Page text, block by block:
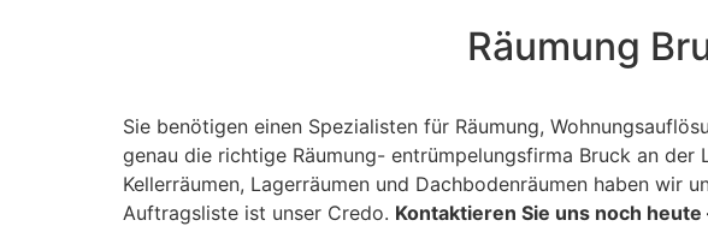
Räumung
Sie benötigen einen Spezialisten für Räumung,
genau die richtige Räumung- entrümpelungsfirma Bruck an
Kellerräumen, Lagerräumen und Dachbodenräumen haben wir
Auftragsliste ist unser Credo. Kontaktieren Sie uns noch